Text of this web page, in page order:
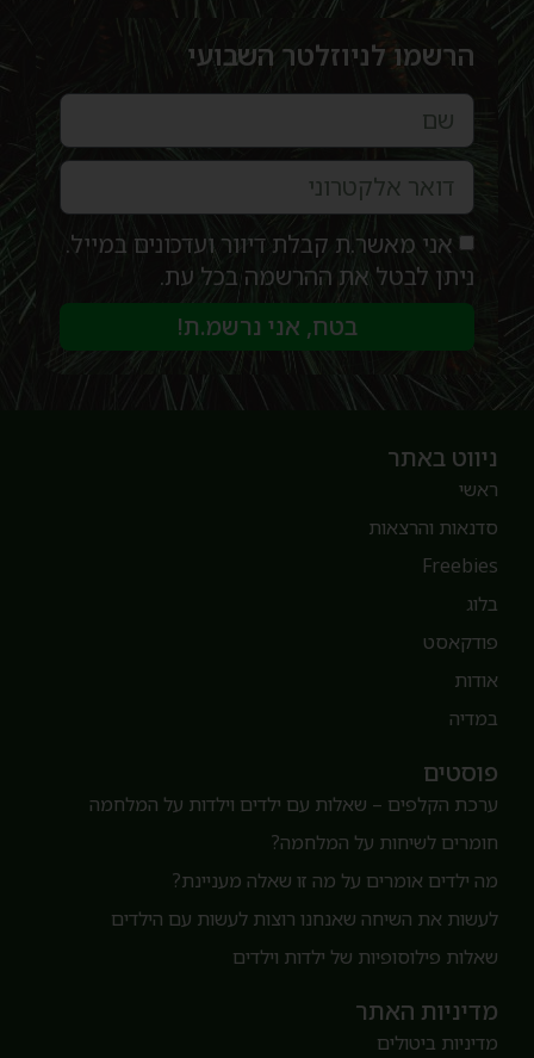
הרשמו לניוזלטר השבועי
אני מאשר.ת קבלת דיוור ועדכונים במייל.
ניתן לבטל את ההרשמה בכל עת.
בטח, אני נרשמ.ת!
ניווט באתר
ראשי
סדנאות והרצאות
Freebies
פודקאסט
אודות
במדיה
פוסטים
ערכת הקלפים – שאלות עם ילדים וילדות על המלחמה
חומרים לשיחות על המלחמה?
מה ילדים אומרים על מה זו שאלה מעניינת?
לעשות את השיחה שאנחנו רוצות לעשות עם הילדים
שאלות פילוסופיות של ילדות וילדים
מדיניות האתר
מדיניות ביטולים